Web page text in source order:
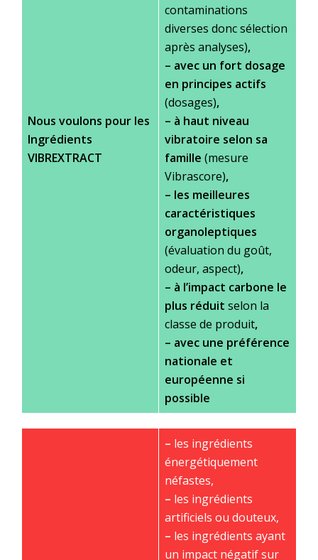
Nous voulons pour les
Ingrédients
VIBREXTRACT
contaminations
diverses donc sélection
après analyses),
– avec un fort dosage
en principes actifs
(dosages),
– à haut niveau
vibratoire selon sa
famille (mesure
Vibrascore),
– les meilleures
caractéristiques
organoleptiques
(évaluation du goût,
odeur, aspect),
– à l’impact carbone le
plus réduit selon la
classe de produit,
– avec une préférence
nationale et
européenne si
possible
– les ingrédients
énergétiquement
néfastes,
– les ingrédients
artificiels ou douteux,
– les ingrédients ayant
un impact négatif sur